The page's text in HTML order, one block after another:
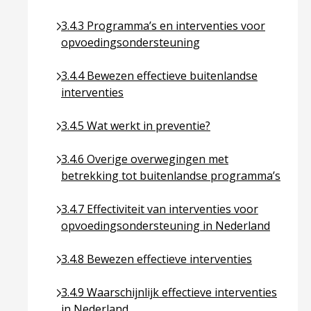
3.4.3 Programma’s en interventies voor
opvoedingsondersteuning
Ga naar pagina over 3.4.3 Programma’s en
3.4.4 Bewezen effectieve buitenlandse
interventies
Ga naar pagina over 3.4.4 Bewezen effectieve
3.4.5 Wat werkt in preventie?
Ga naar pagina over 3.4.5 Wat werkt in preventie?
3.4.6 Overige overwegingen met
betrekking tot buitenlandse programma’s
Ga naar pagina over 3.4.6 Overige
3.4.7 Effectiviteit van interventies voor
opvoedingsondersteuning in Nederland
Ga naar pagina over 3.4.7 Effectiviteit van
3.4.8 Bewezen effectieve interventies
Ga naar pagina over 3.4.8 Bewezen effectieve
3.4.9 Waarschijnlijk effectieve interventies
Ga naar pagina over 3.4.9 Waarschijnlijk